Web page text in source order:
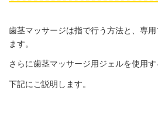
歯茎マッサージは指で行う方法と、専
ます。
さらに歯茎マッサージ用ジェルを使用す
下記にご説明します。